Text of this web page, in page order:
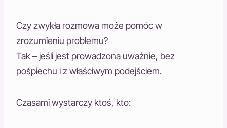
Czy zwykła rozmowa może pomóc w
zrozumieniu problemu?
Tak – jeśli jest prowadzona uważnie, bez
pośpiechu i z właściwym podejściem.
Czasami wystarczy ktoś, kto: